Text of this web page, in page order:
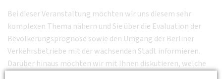
Bei dieser Veranstaltung möchten wir uns diesem sehr
komplexen Thema nähern und Sie über die Evaluation der
Bevölkerungsprognose sowie den Umgang der Berliner
Verkehrsbetriebe mit der wachsenden Stadt informieren.
Darüber hinaus möchten wir mit Ihnen diskutieren, welche